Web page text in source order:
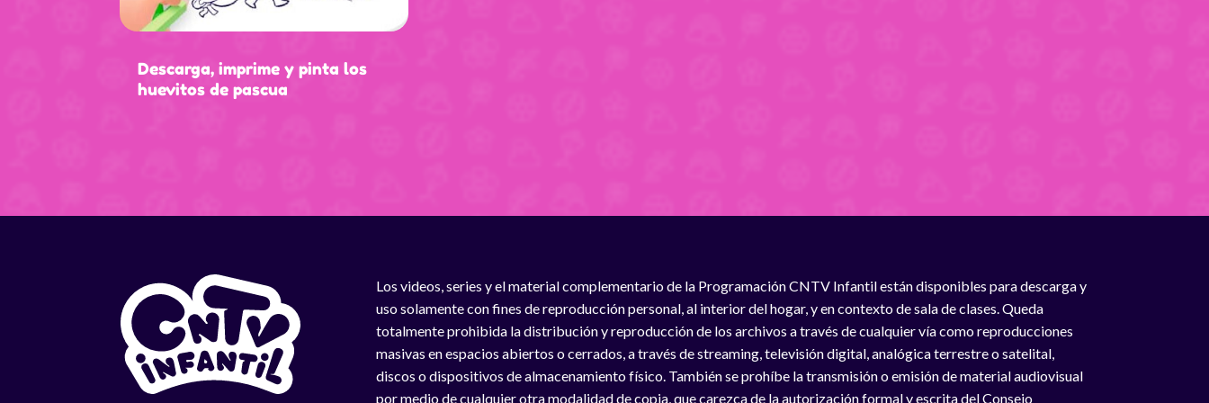
Descarga, imprime y pinta los
huevitos de pascua
Los videos, series y el material complementario de la Programación CNTV Infantil están disponibles para descarga y
uso solamente con fines de reproducción personal, al interior del hogar, y en contexto de sala de clases. Queda
totalmente prohibida la distribución y reproducción de los archivos a través de cualquier vía como reproducciones
masivas en espacios abiertos o cerrados, a través de streaming, televisión digital, analógica terrestre o satelital,
discos o dispositivos de almacenamiento físico. También se prohíbe la transmisión o emisión de material audiovisual
por medio de cualquier otra modalidad de copia, que carezca de la autorización formal y escrita del Consejo